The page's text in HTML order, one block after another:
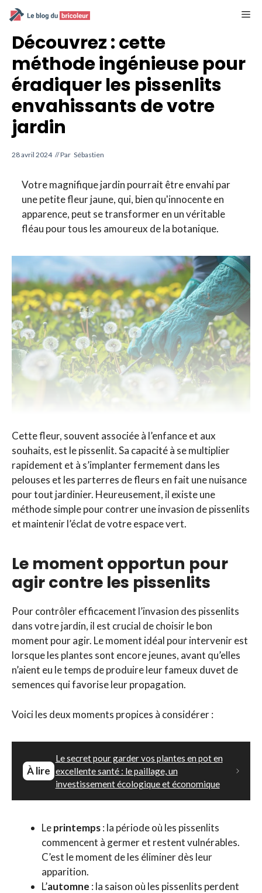
Aller
au
contenu
Découvrez : cette
méthode ingénieuse pour
éradiquer les pissenlits
envahissants de votre
jardin
28 avril 2024 // Par Sébastien
Votre magnifique jardin pourrait être envahi par
une petite fleur jaune, qui, bien qu'innocente en
apparence, peut se transformer en un véritable
fléau pour tous les amoureux de la botanique.
Cette fleur, souvent associée à l’enfance et aux
souhaits, est le pissenlit. Sa capacité à se multiplier
rapidement et à s’implanter fermement dans les
pelouses et les parterres de fleurs en fait une nuisance
pour tout jardinier. Heureusement, il existe une
méthode simple pour contrer une invasion de pissenlits
et maintenir l’éclat de votre espace vert.
Le moment opportun pour
agir contre les pissenlits
Pour contrôler efficacement l’invasion des pissenlits
dans votre jardin, il est crucial de choisir le bon
moment pour agir. Le moment idéal pour intervenir est
lorsque les plantes sont encore jeunes, avant qu’elles
n’aient eu le temps de produire leur fameux duvet de
semences qui favorise leur propagation.
Voici les deux moments propices à considérer :
À lire
Le secret pour garder vos plantes en pot en
excellente santé : le paillage, un
investissement écologique et économique
Leprintemps: la période où les pissenlits
commencent à germer et restent vulnérables.
C’est le moment de les éliminer dès leur
apparition.
L’automne : la saison où les pissenlits perdent